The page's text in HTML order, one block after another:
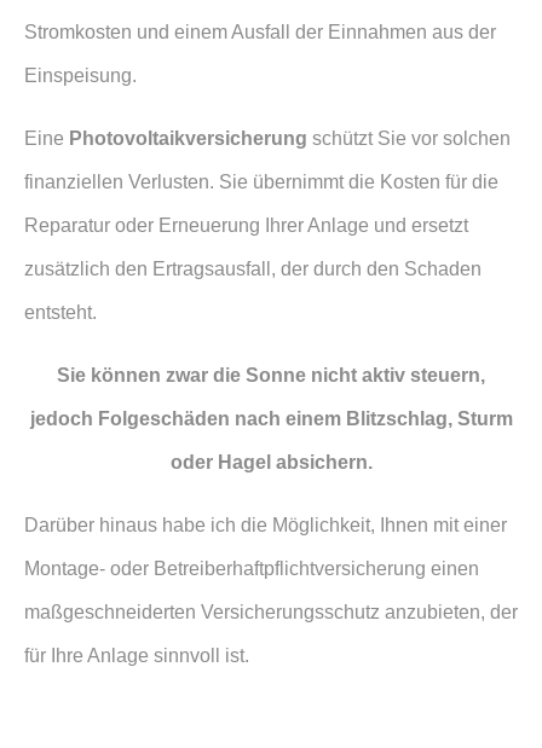
Stromkosten und einem Ausfall der Einnahmen aus der
Einspeisung.
Eine Photo­voltaik­ver­si­che­rung schützt Sie vor solchen
finanziellen Verlusten. Sie übernimmt die Kosten für die
Reparatur oder Erneuerung Ihrer Anlage und ersetzt
zusätzlich den Ertragsausfall, der durch den Schaden
entsteht.
Sie können zwar die Sonne nicht aktiv steuern,
jedoch Folgeschäden nach einem Blitzschlag, Sturm
oder Hagel absichern.
Darüber hinaus habe ich die Möglichkeit, Ihnen mit einer
Montage- oder Betreiberhaftpflichtversicherung einen
maßgeschneiderten Versicherungsschutz anzubieten, der
für Ihre Anlage sinnvoll ist.